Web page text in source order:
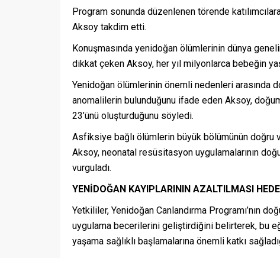
Program sonunda düzenlenen törende
Aksoy takdim etti.
Konuşmasında yenidoğan ölümlerinin dünya
dikkat çeken Aksoy, her yıl milyonlarca bebeğin
Yenidoğan ölümlerinin önemli nedenleri arasında
anomalilerin bulunduğunu ifade eden Aksoy,
23’ünü oluşturduğunu söyledi.
Asfiksiye bağlı ölümlerin büyük bölümünün
Aksoy, neonatal resüsitasyon uygulamalarının
vurguladı.
YENİDOĞAN KAYIPLARININ AZALTILMASI
Yetkililer, Yenidoğan Canlandırma Programı’nın
uygulama becerilerini geliştirdiğini belirterek, bu
yaşama sağlıklı başlamalarına önemli katkı